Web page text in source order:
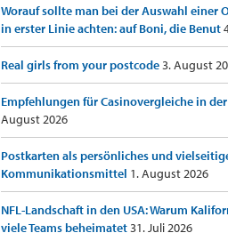
Worauf sollte man bei der Auswahl einer
in erster Linie achten: auf Boni, die Benut
Real girls from your postcode3. August
Empfehlungen für Casinovergleiche in
August 2026
Postkarten als persönliches und
Kommunikationsmittel 1. August 2026
NFL-Landschaft in den USA: Warum
viele Teams beheimatet31. Juli 2026